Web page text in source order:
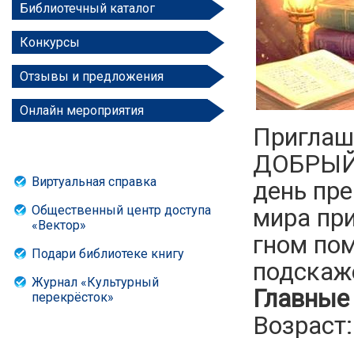
Библиотечный каталог
Конкурсы
Отзывы и предложения
Онлайн мероприятия
Виртуальная справка
Общественный центр доступа
«Вектор»
Подари библиотеке книгу
Журнал «Культурный
перекрёсток»
ДОБРЫЙ
день
мира
гном